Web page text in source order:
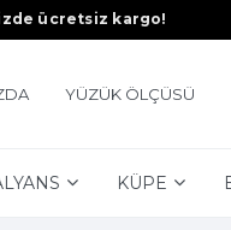
ücretsiz kargo!
YÜZÜK ÖLÇÜSÜ
KÜPE